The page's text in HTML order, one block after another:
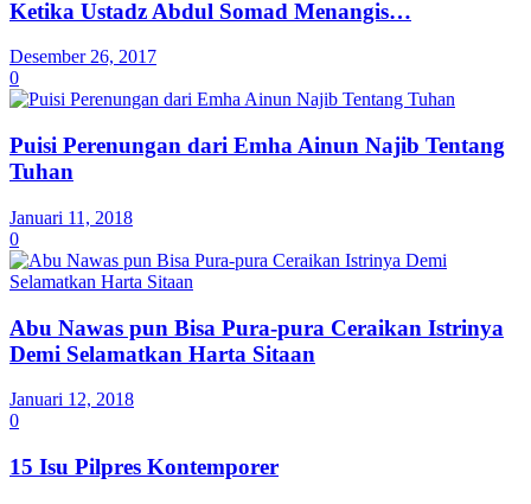
Ketika Ustadz Abdul Somad Menangis…
Desember 26, 2017
0
Puisi Perenungan dari Emha Ainun Najib Tentang
Tuhan
Januari 11, 2018
0
Abu Nawas pun Bisa Pura-pura Ceraikan Istrinya
Demi Selamatkan Harta Sitaan
Januari 12, 2018
0
15 Isu Pilpres Kontemporer